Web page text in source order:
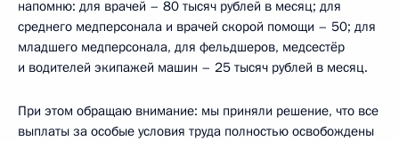
напомню: для врачей – 80 тысяч рублей в месяц; для
среднего медперсонала и врачей скорой помощи – 50; для
младшего медперсонала, для фельдшеров, медсестёр
и водителей экипажей машин – 25 тысяч рублей в месяц.
При этом обращаю внимание: мы приняли решение, что все
выплаты за особые условия труда полностью освобождены